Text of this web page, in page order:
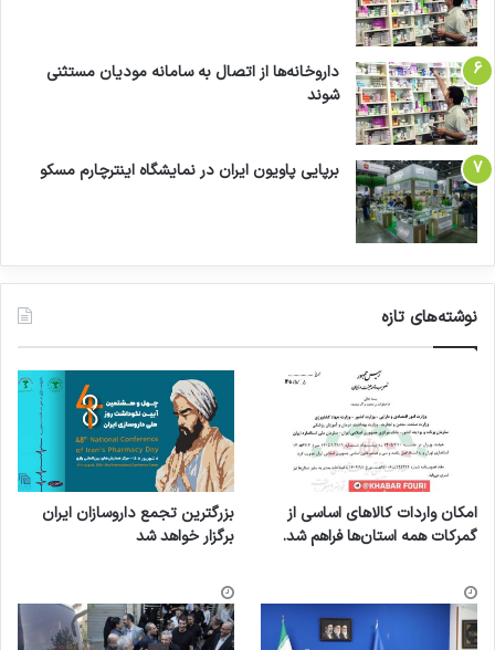
داروخانه‌ها از اتصال به سامانه مودیان مستثنی
شوند
برپایی پاویون ایران در نمایشگاه اینترچارم مسکو
نوشته‌های تازه
امکان واردات کالاهای اساسی از
گمرکات همه استان‌ها فراهم شد.
بزرگترین تجمع داروسازان ایران
برگزار خواهد شد